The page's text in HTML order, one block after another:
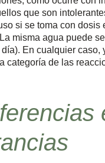
que son
si se toma con
misma agua puede
En cualquier
categoría de las